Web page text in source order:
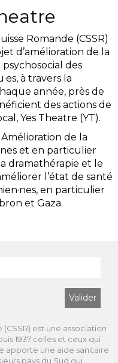
Romande (CSSR)
d’amélioration de la
des
à travers la
année, près de
des actions de
Yes Theatre (YT).
de la
et en particulier
dramathérapie et le
l’état de santé
en particulier
et Gaza.
est une association
1937 celles et ceux qui
apporte une aide sanitaire
pays du Sud qui